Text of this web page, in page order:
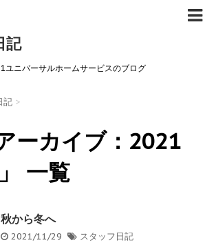
記
ニバーサルホームサービスのブログ
記 >
ーカイブ：2021
一覧
秋から冬へ
2021/11/29
スタッフ日記